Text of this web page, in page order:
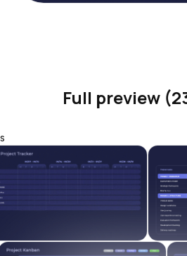
Full preview
s